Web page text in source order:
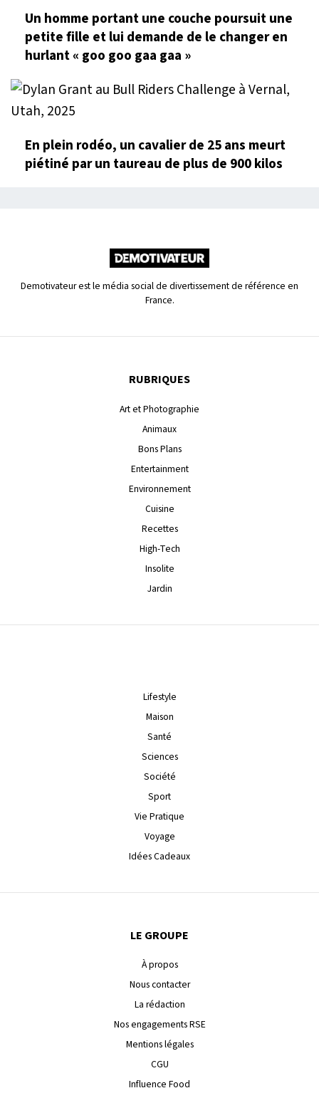
Un homme portant une couche poursuit une
petite fille et lui demande de le changer en
hurlant « goo goo gaa gaa »
En plein rodéo, un cavalier de 25 ans meurt
piétiné par un taureau de plus de 900 kilos
Demotivateur est le média social de divertissement de référence en
France.
RUBRIQUES
Art et Photographie
Animaux
Bons Plans
Entertainment
Environnement
Cuisine
Recettes
High-Tech
Insolite
Jardin
Lifestyle
Maison
Santé
Sciences
Société
Sport
Vie Pratique
Voyage
Idées Cadeaux
LE GROUPE
À propos
Nous contacter
La rédaction
Nos engagements RSE
Mentions légales
CGU
Influence Food